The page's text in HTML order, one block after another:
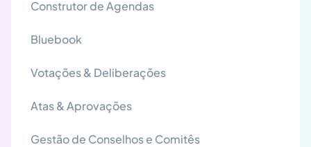
Construtor de Agendas
Bluebook
Votações & Deliberações
Atas & Aprovações
Gestão de Conselhos e Comitês